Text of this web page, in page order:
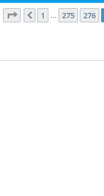
Страница 277из 429
Пред.
1 275 276